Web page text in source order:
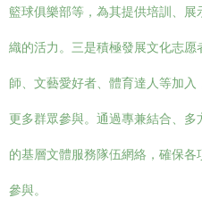
籃球俱樂部等，為其提供培訓、
織的活力。三是積極發展文化志
師、文藝愛好者、體育達人等加
更多群眾參與。通過專兼結合、
的基層文體服務隊伍網絡，確保
參與。